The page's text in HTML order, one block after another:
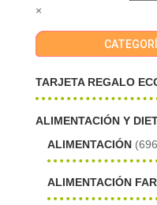
×
TARJETA REGALO
ALIMENTACIÓN Y
ALIMENTACIÓN
ALIMENTACIÓN